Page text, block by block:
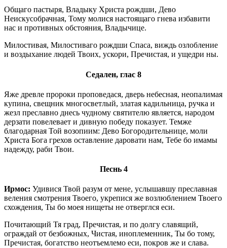
Общаго пастыря, Владыку Христа рождши, Дево
Неискусобрачная, Тому молися настоящаго гнева избавити
нас и противных обстояния, Владычице.
Милостивая, Милостиваго рождши Спаса, виждь озлобление
и воздыхание людей Твоих, ускори, Пречистая, и ущедри ны.
Седален, глас 8
Яже древле пророки проповедася, дверь небесная, неопалимая
купина, свещник многосветлый, златая кадильница, ручка и
жезл преславно днесь чудному святителю является, народом
дерзати повелевает и дивную победу показует. Темже
благодарная Той возопиим: Дево Богородительнице, моли
Христа Бога грехов оставление даровати нам, Тебе бо имамы
надежду, раби Твои.
Песнь 4
Ирмос: Удивися Твой разум от мене, услышавшу преславная
веления смотрения Твоего, укрепися же возлюблением Твоего
схождения, Ты бо моея нищеты не отверглся еси.
Почитающий Тя град, Пречистая, и по долгу славящий,
ограждай от безбожных, Чистая, иноплеменник, Ты бо тому,
Пречистая, богатство неотъемлемо еси, покров же и слава.